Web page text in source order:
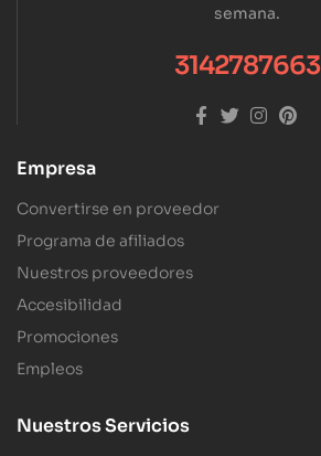
semana.
3142787663
Empresa
Convertirse en proveedor
Programa de afiliados
Nuestros proveedores
Accesibilidad
Promociones
Empleos
Nuestros Servicios